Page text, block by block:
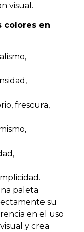
visual.
colores en
frescura,
paleta
su
en el uso
y crea